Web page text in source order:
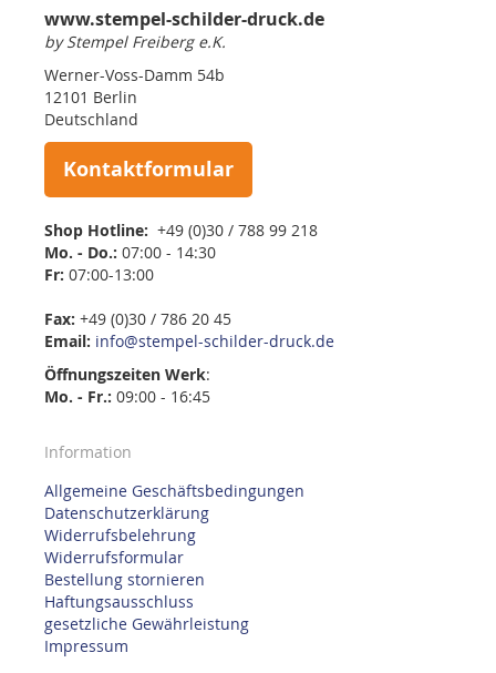
www.stempel-schilder-druck.de
by Stempel Freiberg e.K.
Werner-Voss-Damm 54b
12101 Berlin
Deutschland
Kontaktformular
Shop Hotline: +49 (0)30 / 788 99 218
Mo. - Do.: 07:00 - 14:30
Fr: 07:00-13:00
Fax: +49 (0)30 / 786 20 45
Email: info@stempel-schilder-druck.de
Öffnungszeiten Werk:
Mo. - Fr.: 09:00 - 16:45
Information
Allgemeine Geschäftsbedingungen
Datenschutzerklärung
Widerrufsbelehrung
Widerrufsformular
Bestellung stornieren
Haftungsausschluss
gesetzliche Gewährleistung
Impressum